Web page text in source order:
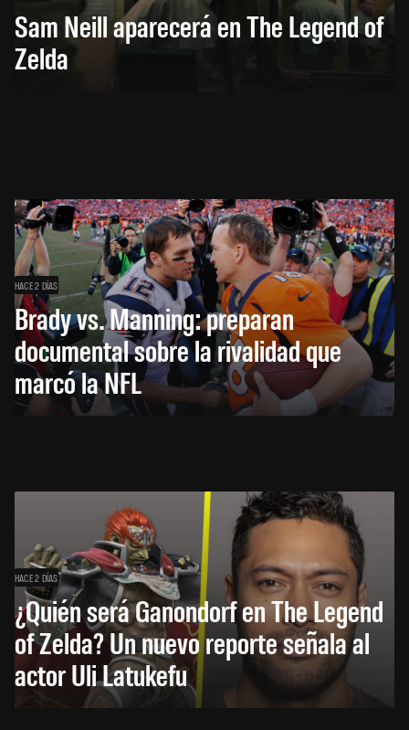
Sam Neill aparecerá en The Legend of
Zelda
HACE 2 DÍAS
Brady vs. Manning: preparan
documental sobre la rivalidad que
marcó la NFL
HACE 2 DÍAS
¿Quién será Ganondorf en The Legend
of Zelda? Un nuevo reporte señala al
actor Uli Latukefu